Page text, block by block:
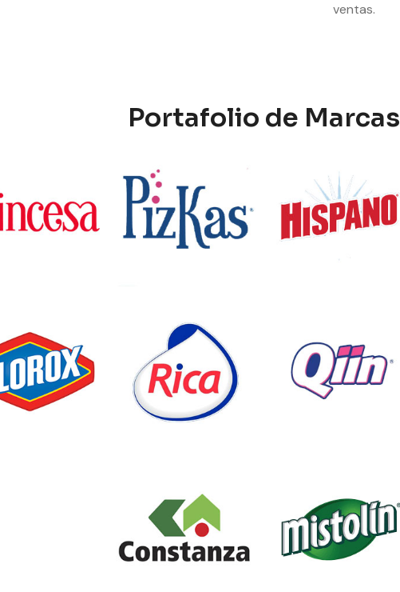
ventas.
Portafolio de Marcas